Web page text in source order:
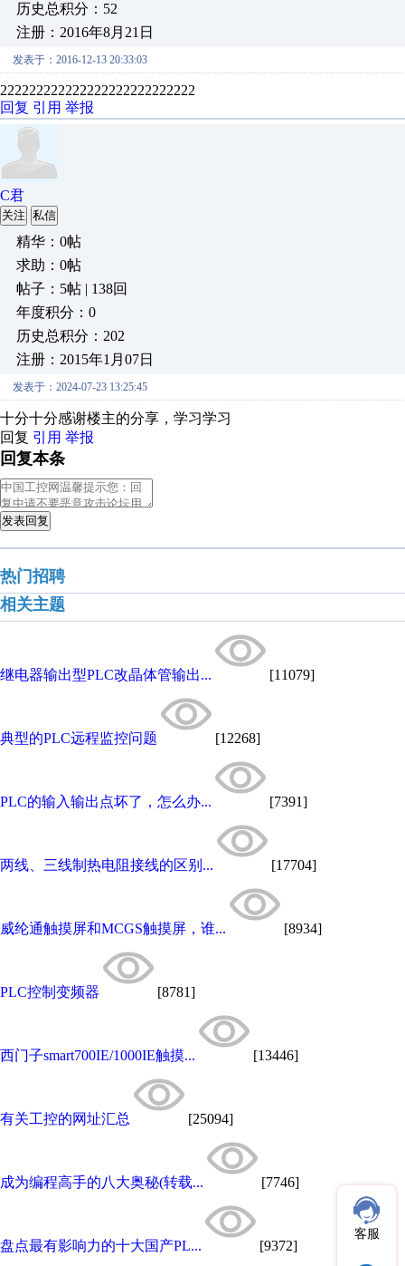
历史总积分：52
注册：2016年8月21日
发表于：2016-12-13 20:33:03
222222222222222222222222222
回复 引用 举报
C君
关注 私信
精华：0帖
求助：0帖
帖子：5帖 | 138回
年度积分：0
历史总积分：202
注册：2015年1月07日
发表于：2024-07-23 13:25:45
十分十分感谢楼主的分享，学习学习
回复 引用 举报
回复本条
发表回复
热门招聘
相关主题
继电器输出型PLC改晶体管输出... [11079]
典型的PLC远程监控问题 [12268]
PLC的输入输出点坏了，怎么办... [7391]
两线、三线制热电阻接线的区别... [17704]
威纶通触摸屏和MCGS触摸屏，谁... [8934]
PLC控制变频器 [8781]
西门子smart700IE/1000IE触摸... [13446]
有关工控的网址汇总 [25094]
成为编程高手的八大奥秘(转载... [7746]
盘点最有影响力的十大国产PL... [9372]
客服